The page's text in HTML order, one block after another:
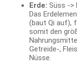
Erde: Süss ->
Das
(baut Qi auf),
somit den
Getreide-,
Nüsse.